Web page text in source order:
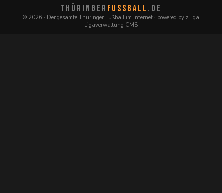
THÜRINGER FUSSBALL .DE
© 2026 · Der gesamte Thüringer Fußball im Internet · powered by zLiga
Ligaverwaltung CMS